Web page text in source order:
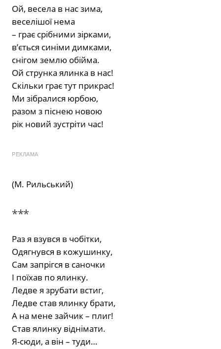
Ой, весела в нас зима,
веселішої нема
– грає срібними зірками,
в’ється синіми димками,
снігом землю обійма.
Ой струнка ялинка в нас!
Скільки грає тут прикрас!
Ми зібралися юрбою,
разом з піснею новою
рік новий зустріти час!
РЕКЛАМА
(М. Рильський)
***
Раз я взувся в чобітки,
Одягнувся в кожушинку,
Сам запрігся в саночки
І поїхав по ялинку.
Ледве я зрубати встиг,
Ледве став ялинку брати,
А на мене зайчик – плиг!
Став ялинку віднімати.
Я-сюди, а він – туди…